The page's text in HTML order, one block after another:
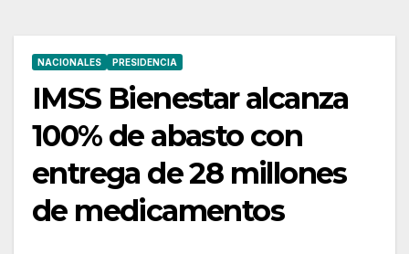
NACIONALES PRESIDENCIA
IMSS Bienestar alcanza
100% de abasto con
entrega de 28 millones
de medicamentos